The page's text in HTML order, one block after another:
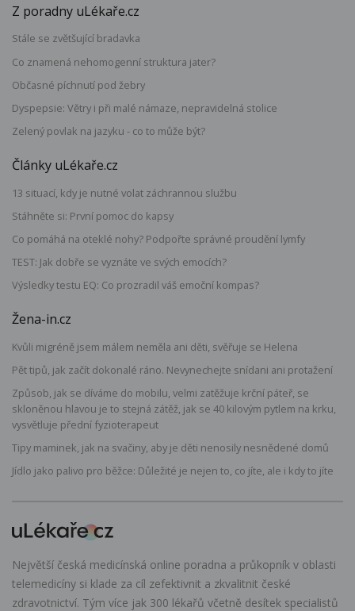
Z poradny uLékaře.cz
Stále se zvětšující bradavka
Co znamená nehomogenní struktura jater?
Občasné píchnutí pod žebry
Dyspepsie: Větry i při malé námaze, nepravidelná stolice
Zelený povlak na jazyku - co to může být?
Články uLékaře.cz
13 situací, kdy je nutné volat záchrannou službu
Stáhněte si: První pomoc do kapsy
Co pomáhá na oteklé nohy? Podpořte správné proudění lymfy
TEST: Jak dobře se vyznáte ve svých emocích?
Výsledky testu EQ: Co prozradil váš emoční kompas?
Žena-in.cz
Kvůli migréně jsem málem neměla ani děti, svěřuje se Helena
Pět tipů, jak začít dokonalé ráno. Nevynechejte snídani ani protažení
Způsob, jak se díváme do mobilu, velmi zatěžuje krční páteř, se
skloněnou hlavou je to stejná zátěž, jak se 40 kilovým pytlem na krku,
vysvětluje přední fyzioterapeut
Tipy maminek, jak na svačiny, aby je děti nenosily nesnědené domů
Jídlo jako palivo pro běžce: Důležité je nejen to, co jíte, ale i kdy to jíte
Největší česká medicínská online poradna a průkopník v oblasti
telemedicíny si klade za cíl zefektivnit a zkvalitnit české
zdravotnictví. Tým více jak 300 lékařů včetně desítek specialistů